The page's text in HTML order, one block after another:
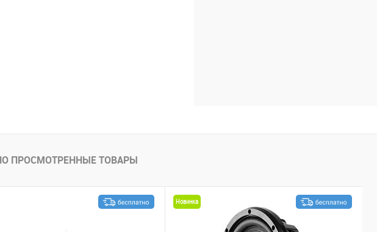
ПРОСМОТРЕННЫЕ ТОВАРЫ
Новинка